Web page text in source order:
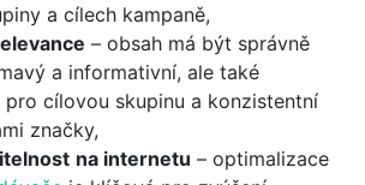
a cílech kampaně,
– obsah má být správně
a informativní, ale také
pro cílovou skupinu a konzistentní
značky,
na internetu – optimalizace